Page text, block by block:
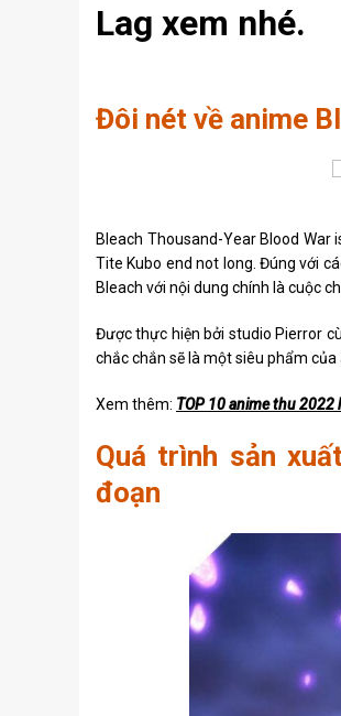
Lag xem nhé.
Đôi nét về anime
Bleach Thousand-Year Blood
Tite Kubo end not long. Đúng với
Bleach với nội dung chính là cuộc
Được thực hiện bởi studio Pierror
chắc chắn sẽ là một siêu phẩm của
Xem thêm: TOP 10 anime thu
Quá trình sản
đoạn